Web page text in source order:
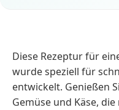
Diese Rezeptur für
wurde speziell für
entwickelt. Genießen
Gemüse und Käse,